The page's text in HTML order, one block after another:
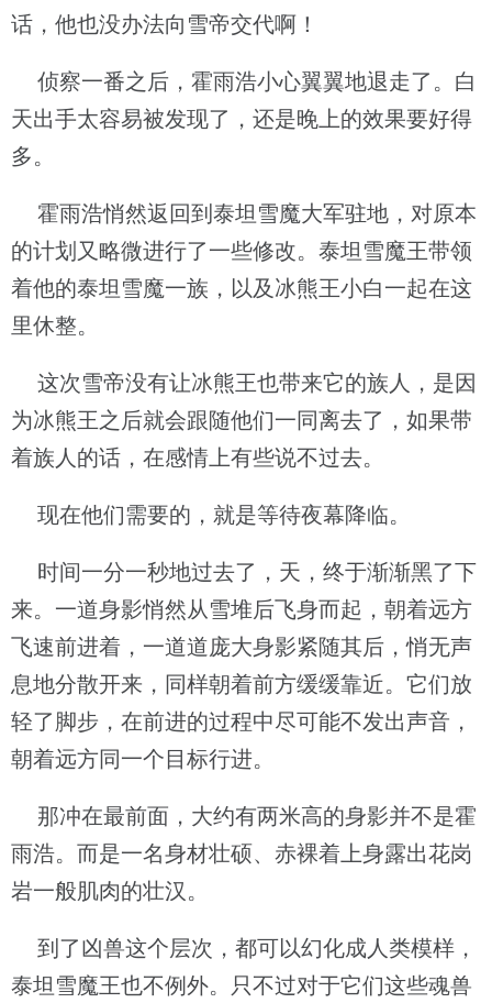
话，他也没办法向雪帝交代啊！
侦察一番之后，霍雨浩小心翼翼地退走了。白
天出手太容易被发现了，还是晚上的效果要好得
多。
霍雨浩悄然返回到泰坦雪魔大军驻地，对原本
的计划又略微进行了一些修改。泰坦雪魔王带领
着他的泰坦雪魔一族，以及冰熊王小白一起在这
里休整。
这次雪帝没有让冰熊王也带来它的族人，是因
为冰熊王之后就会跟随他们一同离去了，如果带
着族人的话，在感情上有些说不过去。
现在他们需要的，就是等待夜幕降临。
时间一分一秒地过去了，天，终于渐渐黑了下
来。一道身影悄然从雪堆后飞身而起，朝着远方
飞速前进着，一道道庞大身影紧随其后，悄无声
息地分散开来，同样朝着前方缓缓靠近。它们放
轻了脚步，在前进的过程中尽可能不发出声音，
朝着远方同一个目标行进。
那冲在最前面，大约有两米高的身影并不是霍
雨浩。而是一名身材壮硕、赤裸着上身露出花岗
岩一般肌肉的壮汉。
到了凶兽这个层次，都可以幻化成人类模样，
泰坦雪魔王也不例外。只不过对于它们这些魂兽